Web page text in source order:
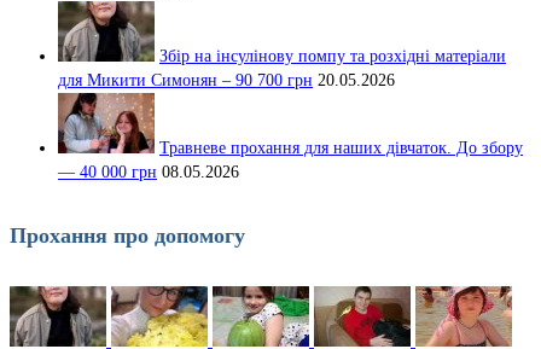
Збір на інсулінову помпу та розхідні матеріали
для Микити Симонян – 90 700 грн 20.05.2026
Травневе прохання для наших дівчаток. До збору
— 40 000 грн 08.05.2026
Прохання про допомогу